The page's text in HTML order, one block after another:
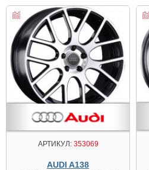
АРТИКУЛ:353069
AUDI A138